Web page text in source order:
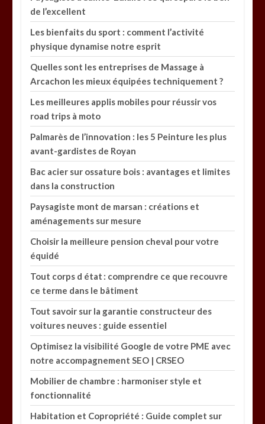
de l’excellent
Les bienfaits du sport : comment l’activité
physique dynamise notre esprit
Quelles sont les entreprises de Massage à
Arcachon les mieux équipées techniquement ?
Les meilleures applis mobiles pour réussir vos
road trips à moto
Palmarès de l’innovation : les 5 Peinture les plus
avant-gardistes de Royan
Bac acier sur ossature bois : avantages et limites
dans la construction
Paysagiste mont de marsan : créations et
aménagements sur mesure
Choisir la meilleure pension cheval pour votre
équidé
Tout corps d état : comprendre ce que recouvre
ce terme dans le bâtiment
Tout savoir sur la garantie constructeur des
voitures neuves : guide essentiel
Optimisez la visibilité Google de votre PME avec
notre accompagnement SEO | CRSEO
Mobilier de chambre : harmoniser style et
fonctionnalité
Habitation et Copropriété : Guide complet sur